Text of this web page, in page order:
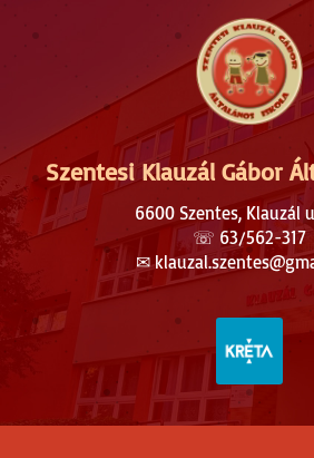
Szentesi Klauzál Gábor
6600 Szentes, Klauzál
☏ 63/562-317
✉︎